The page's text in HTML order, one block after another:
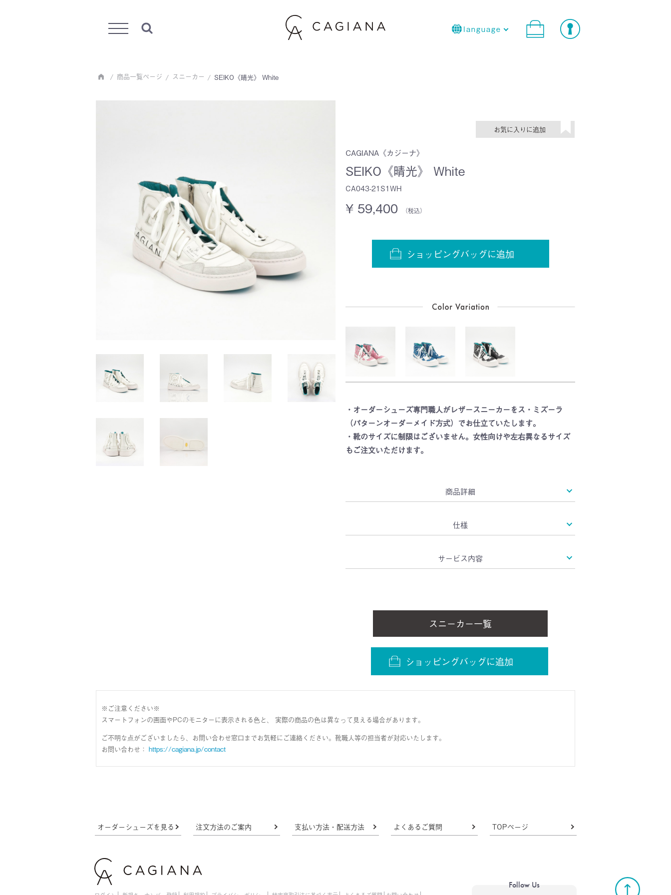
language
Menu
商品一覧ページ スニーカー SEIKO《晴光》 White
CAGIANA《カジーナ》
SEIKO《晴光》 White
CA043-21S1WH
¥ 59,400 （税込）
・オーダーシューズ専門職人がレザースニーカーをス・ミズーラ
（パターンオーダーメイド方式）でお仕立ていたします。
・靴のサイズに制限はございません。女性向けや左右異なるサイズ
もご注文いただけます。
商品詳細
仕様
サービス内容
スニーカー一覧
ショッピングバッグに追加
ショッピングバッグに追加
※ご注意ください※
スマートフォンの画面やPCのモニターに表示される色と、 実際の商品の色は異なって見える場合があります。
ご不明な点がございましたら、お問い合わせ窓口までお気軽にご連絡ください。靴職人等の担当者が対応いたします。
お問い合わせ： https://cagiana.jp/contact
オーダーシューズを見る 注文方法のご案内 支払い方法・配送方法 よくあるご質問 TOPページ
Follow Us